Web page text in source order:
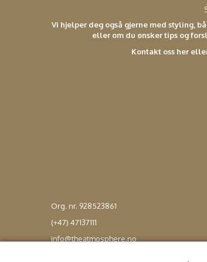
Vi hjelper deg også gjerne med styling,
eller om du ønsker tips og
Kontakt oss her
Org. nr. 928523861
(+47) 47137111
info@theatmosphere.no